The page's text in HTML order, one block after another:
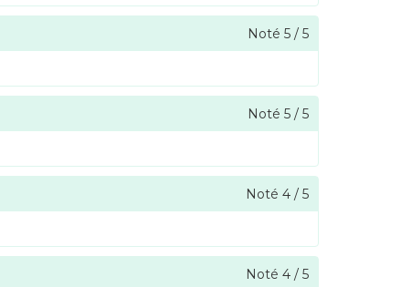
Noté 5 / 5
Noté 5 / 5
Noté 4 / 5
Noté 4 / 5